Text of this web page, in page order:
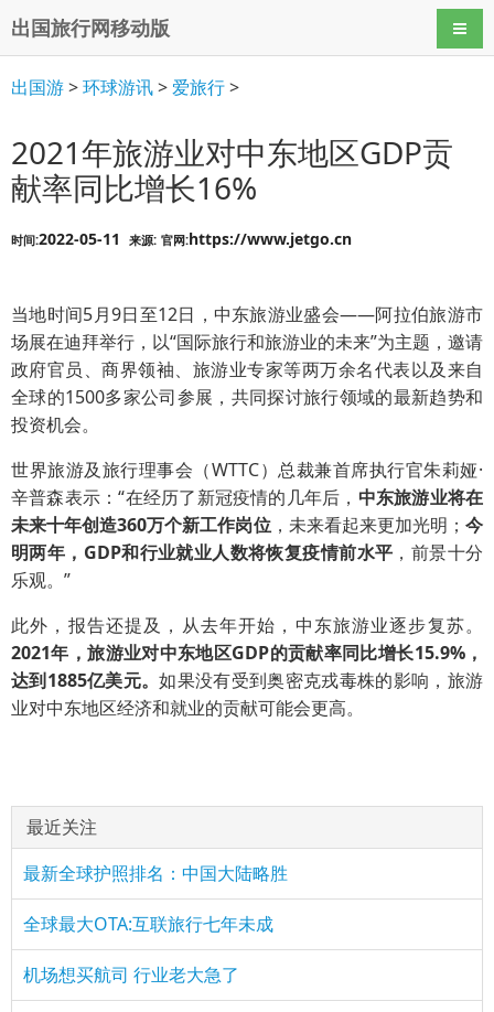
出国旅行网移动版 导航
出国游>环球游讯>爱旅行>
2021年旅游业对中东地区GDP贡
献率同比增长16%
时间:2022-05-11 来源: 官网:https://www.jetgo.cn
当地时间5月9日至12日，中东旅游业盛会——阿拉伯旅游市
场展在迪拜举行，以“国际旅行和旅游业的未来”为主题，邀请
政府官员、商界领袖、旅游业专家等两万余名代表以及来自
全球的1500多家公司参展，共同探讨旅行领域的最新趋势和
投资机会。
世界旅游及旅行理事会（WTTC）总裁兼首席执行官朱莉娅·
辛普森表示：“在经历了新冠疫情的几年后， 中东旅游业将在
未来十年创造360万个新工作岗位，未来看起来更加光明； 今
明两年，GDP和行业就业人数将恢复疫情前水平 ，前景十分
乐观。”
此外，报告还提及，从去年开始，中东旅游业逐步复苏。
2021年，旅游业对中东地区GDP的贡献率同比增长15.9%，
达到1885亿美元。如果没有受到奥密克戎毒株的影响，旅游
业对中东地区经济和就业的贡献可能会更高。
最近关注
最新全球护照排名：中国大陆略胜
全球最大OTA:互联旅行七年未成
机场想买航司 行业老大急了